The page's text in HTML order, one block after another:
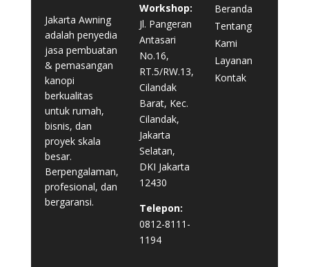
Jakarta Awning
adalah penyedia
jasa pembuatan
& pemasangan
kanopi
berkualitas
untuk rumah,
bisnis, dan
proyek skala
besar.
Berpengalaman,
profesional, dan
bergaransi.
Workshop:
Jl. Pangeran
Antasari
No.16,
RT.5/RW.13,
Cilandak
Barat, Kec.
Cilandak,
Jakarta
Selatan,
DKI Jakarta
12430
Telepon:
0812-8111-
1194
Beranda
Tentang
Kami
Layanan
Kontak